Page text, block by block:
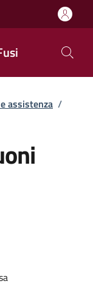
assistenza /